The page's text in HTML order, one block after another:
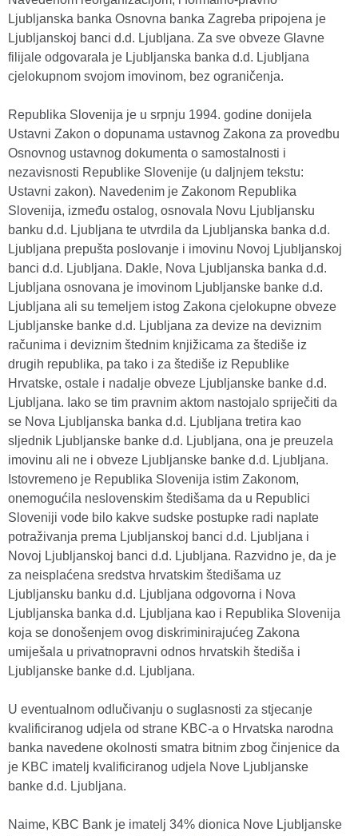
Ljubljanska banka Osnovna banka Zagreba pripojena je
Ljubljanskoj banci d.d. Ljubljana. Za sve obveze Glavne
filijale odgovarala je Ljubljanska banka d.d. Ljubljana
cjelokupnom svojom imovinom, bez ograničenja.
Republika Slovenija je u srpnju 1994. godine donijela
Ustavni Zakon o dopunama ustavnog Zakona za provedbu
Osnovnog ustavnog dokumenta o samostalnosti i
nezavisnosti Republike Slovenije (u daljnjem tekstu:
Ustavni zakon). Navedenim je Zakonom Republika
Slovenija, između ostalog, osnovala Novu Ljubljansku
banku d.d. Ljubljana te utvrdila da Ljubljanska banka d.d.
Ljubljana prepušta poslovanje i imovinu Novoj Ljubljanskoj
banci d.d. Ljubljana. Dakle, Nova Ljubljanska banka d.d.
Ljubljana osnovana je imovinom Ljubljanske banke d.d.
Ljubljana ali su temeljem istog Zakona cjelokupne obveze
Ljubljanske banke d.d. Ljubljana za devize na deviznim
računima i deviznim štednim knjižicama za štediše iz
drugih republika, pa tako i za štediše iz Republike
Hrvatske, ostale i nadalje obveze Ljubljanske banke d.d.
Ljubljana. Iako se tim pravnim aktom nastojalo spriječiti da
se Nova Ljubljanska banka d.d. Ljubljana tretira kao
sljednik Ljubljanske banke d.d. Ljubljana, ona je preuzela
imovinu ali ne i obveze Ljubljanske banke d.d. Ljubljana.
Istovremeno je Republika Slovenija istim Zakonom,
onemogućila neslovenskim štedišama da u Republici
Sloveniji vode bilo kakve sudske postupke radi naplate
potraživanja prema Ljubljanskoj banci d.d. Ljubljana i
Novoj Ljubljanskoj banci d.d. Ljubljana. Razvidno je, da je
za neisplaćena sredstva hrvatskim štedišama uz
Ljubljansku banku d.d. Ljubljana odgovorna i Nova
Ljubljanska banka d.d. Ljubljana kao i Republika Slovenija
koja se donošenjem ovog diskriminirajućeg Zakona
umiješala u privatnopravni odnos hrvatskih štediša i
Ljubljanske banke d.d. Ljubljana.
U eventualnom odlučivanju o suglasnosti za stjecanje
kvalificiranog udjela od strane KBC-a o Hrvatska narodna
banka navedene okolnosti smatra bitnim zbog činjenice da
je KBC imatelj kvalificiranog udjela Nove Ljubljanske
banke d.d. Ljubljana.
Naime, KBC Bank je imatelj 34% dionica Nove Ljubljanske